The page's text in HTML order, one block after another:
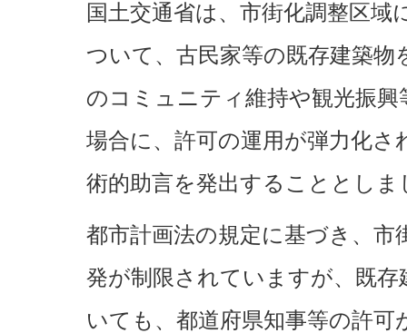
国土交通省は、市街化調整区
ついて、古民家等の既存建築物
のコミュニティ維持や観光振
場合に、許可の運用が弾力化さ
術的助言を発出することとしま
都市計画法の規定に基づき、市
発が制限されていますが、既
いても、都道府県知事等の許